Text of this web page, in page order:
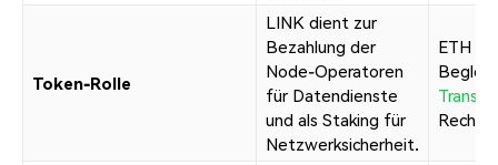
Token-Rolle
LINK dient zur
Bezahlung der
Node-Operatoren
für Datendienste
und als Staking für
Netzwerksicherheit.
ETH